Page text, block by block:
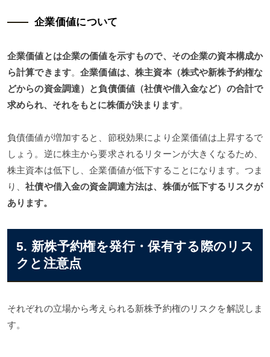
企業価値について
企業価値とは企業の価値を示すもので、その企業の資本構成か
ら計算できます。企業価値は、株主資本（株式や新株予約権な
どからの資金調達）と負債価値（社債や借入金など）の合計で
求められ、それをもとに株価が決まります。
負債価値が増加すると、節税効果により企業価値は上昇するで
しょう。逆に株主から要求されるリターンが大きくなるため、
株主資本は低下し、企業価値が低下することになります。つま
り、社債や借入金の資金調達方法は、株価が低下するリスクが
あります。
5. 新株予約権を発行・保有する際のリス
クと注意点
それぞれの立場から考えられる新株予約権のリスクを解説しま
す。